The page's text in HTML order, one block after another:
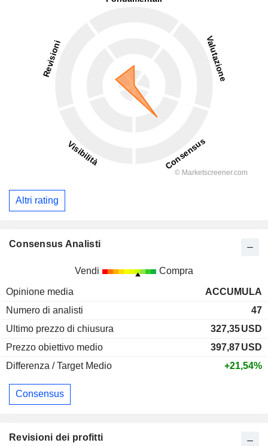
Altri rating
Consensus Analisti
Vendi Compra
Opinione media
ACCUMULA
Numero di analisti
47
Ultimo prezzo di chiusura
327,35USD
Prezzo obiettivo medio
397,87USD
Differenza / Target Medio
+21,54%
Consensus
Revisioni dei profitti